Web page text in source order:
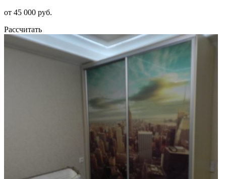
от 45 000 руб.
Рассчитать